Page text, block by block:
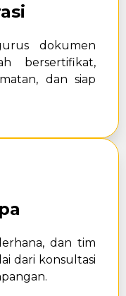
dokumen
bersertifikat,
dan siap
dan tim
dari konsultasi